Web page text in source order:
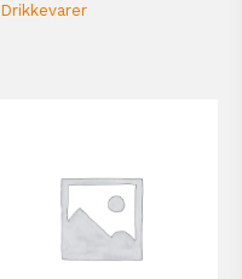
Drikkevarer